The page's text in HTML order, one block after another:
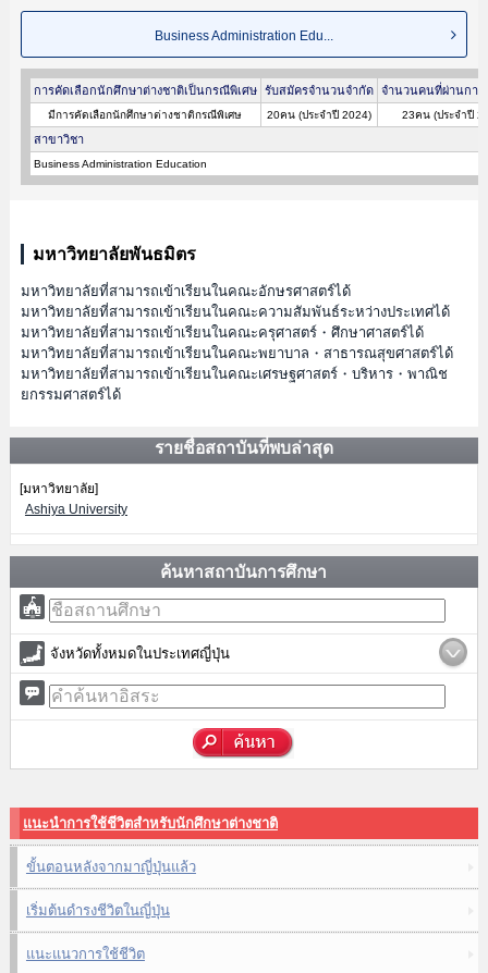
Business Administration Edu...
การคัดเลือกนักศึกษาต่างชาติเป็นกรณีพิเศษ รับสมัครจำนวนจำกัด จำนวนคนที่ผ่านการ
มีการคัดเลือกนักศึกษาต่างชาติกรณีพิเศษ 20คน (ประจำปี 2024) 23คน (ประจำปี
สาขาวิชา
Business Administration Education
มหาวิทยาลัยพันธมิตร
มหาวิทยาลัยที่สามารถเข้าเรียนในคณะอักษรศาสตร์ได้
มหาวิทยาลัยที่สามารถเข้าเรียนในคณะความสัมพันธ์ระหว่างประเทศได้
มหาวิทยาลัยที่สามารถเข้าเรียนในคณะครุศาสตร์・ศึกษาศาสตร์ได้
มหาวิทยาลัยที่สามารถเข้าเรียนในคณะพยาบาล・สาธารณสุขศาสตร์ได้
มหาวิทยาลัยที่สามารถเข้าเรียนในคณะเศรษฐศาสตร์・บริหาร・พาณิช
ยกรรมศาสตร์ได้
รายชื่อสถาบันที่พบล่าสุด
[มหาวิทยาลัย]
Ashiya University
ค้นหาสถาบันการศึกษา
จังหวัดทั้งหมดในประเทศญี่ปุ่น
แนะนำการใช้ชีวิตสำหรับนักศึกษาต่างชาติ
ขั้นตอนหลังจากมาญี่ปุ่นแล้ว
เริ่มต้นดำรงชีวิตในญี่ปุ่น
แนะแนวการใช้ชีวิต